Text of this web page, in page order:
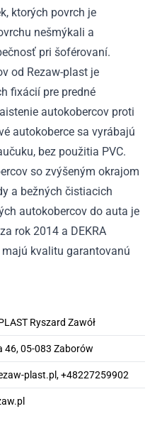
ktorých povrch je
nešmýkali a
pri šoférovaní.
od Rezaw-plast je
fixácií pre predné
autokobercov proti
autokoberce sa vyrábajú
bez použitia PVC.
so zvýšeným okrajom
a bežných čistiacich
autokobercov do auta je
rok 2014 a DEKRA
kvalitu garantovanú
Ryszard Zawół
46, 05-083 Zaborów
plast.pl, +48227259902